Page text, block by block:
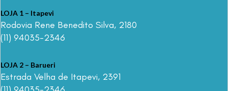
LOJA 1 – Itapevi
Rodovia Rene Benedito Silva, 2180
(11) 94035-2346
LOJA 2 – Barueri
Estrada Velha de Itapevi, 2391